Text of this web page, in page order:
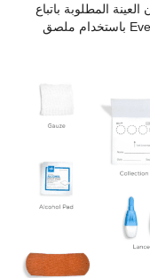
المطلوبة باتباع
التعليمات. أخيرًا ، يتم إرجاع العينة إلى Everlywell باستخدام ملصق